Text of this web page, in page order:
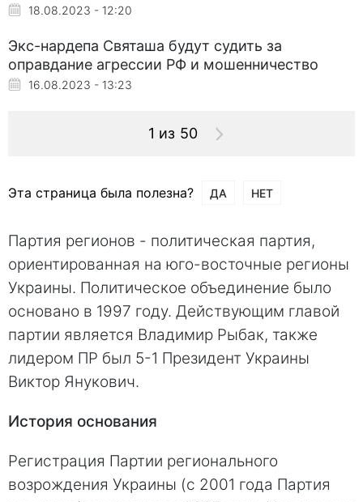
18.08.2023 - 12:20
Экс-нардепа Святаша будут судить за
оправдание агрессии РФ и мошенничество
16.08.2023 - 13:23
1 из 50
Эта страница была полезна? ДА НЕТ
Партия регионов - политическая партия,
ориентированная на юго-восточные регионы
Украины. Политическое объединение было
основано в 1997 году. Действующим главой
партии является Владимир Рыбак, также
лидером ПР был 5-1 Президент Украины
Виктор Янукович.
История основания
Регистрация Партии регионального
возрождения Украины (с 2001 года Партия